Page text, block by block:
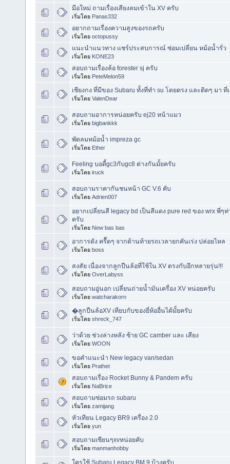
มือใหม่ ถามเรื่องเสียงลมเข้าใน XV ครับ
เริ่มโดย Panas332
อยากถามเรื่องความสูงของรถครับ
เริ่มโดย octopussy
แนะนำแนวทาง แชร์ประสบการณ์ ซ่อมเปลี่ยน หม้อน้ำรั่ว
เริ่มโดย KONE23
สอบถามเรื่องล้อ forester sj ครับ
เริ่มโดย PeteMelon59
เชียงกง ที่มีของ Subaru ทั้งที่ทำ su โดยตรง และติดๆ มา ที่
เริ่มโดย ValenDear
สอบถามอาการหน่อยครับ ej20 หน้าแมว
เริ่มโดย bigbankkk
พัดลมหม้อน้ำ impreza gc
เริ่มโดย Ether
Feeling บอดี้gc3กับgc8 ต่างกันมั้ยครับ
เริ่มโดย iruck
สอบถามราคากันชนหน้า GC V.6 คับ
เริ่มโดย Adrien007
อยากเปลี่ยนสี legacy bd เป็นสีแดง pure red ของ wrx พี่
ครับ
เริ่มโดย New bas bas
อาการดัง ครื๊ดๆ จากด้านท้ายรถเวลายกคันเร่ง ปล่อยไหล
เริ่มโดย boss
สงสัย เนื่องจากลูกปืนล้อที่ใช้ใน XV ตรงกับอีกหลายรุ่น!!!
เริ่มโดย OverLabyss
สอบถามอู่นอก เปลี่ยนถ่ายน้ำมันเครื่อง XV หน่อยครับ
เริ่มโดย watcharakorn
�ลูกปืนล้อXV เทียบกับของยี่ห้ออื่นได้มั้ยครับ
เริ่มโดย shreck_747
ว่าด้วย ช่วงล่างหลัง ซ้าย GC camber และ เสียง
เริ่มโดย WOON
ขอคำแนะนำ New legacy van/sedan
เริ่มโดย Prathet
สอบถามเรื่อง Rocket Bunny & Pandem ครับ
เริ่มโดย NaBrice
สอบถามซ่อมรถ subaru
เริ่มโดย zamijang
หัวเทียน Legacy BR9 เครื่อง 2.0
เริ่มโดย yun
สอบถามเซียนๆxvหน่อยคับ
เริ่มโดย manmanhobby
ใครใช้ Subaru Legacy BM 9 บ้างครับ